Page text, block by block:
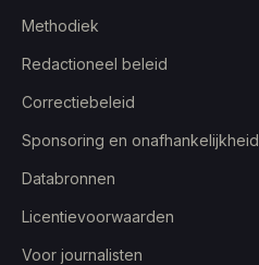
Methodiek
Redactioneel beleid
Correctiebeleid
Sponsoring en onafhankelijkheid
Databronnen
Licentievoorwaarden
Voor journalisten